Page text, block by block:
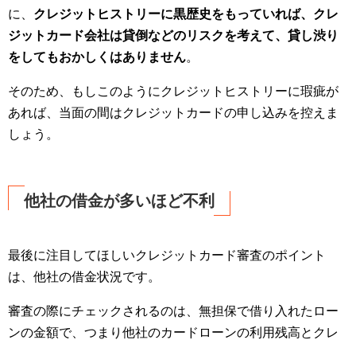
に、 クレジットヒストリーに黒歴史をもっていれば、クレ
ジットカード会社は貸倒などのリスクを考えて、貸し渋り
をしてもおかしくはありません。
そのため、もしこのようにクレジットヒストリーに瑕疵が
あれば、当面の間はクレジットカードの申し込みを控えま
しょう。
他社の借金が多いほど不利
最後に注目してほしいクレジットカード審査のポイント
は、他社の借金状況です。
審査の際にチェックされるのは、無担保で借り入れたロー
ンの金額で、つまり他社のカードローンの利用残高とクレ